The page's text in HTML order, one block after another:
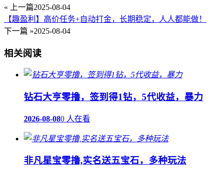
« 上一篇2025-08-04
【趣盈利】高价任务+自动打金，长期稳定，人人都能做！
下一篇 »2025-08-04
相关阅读
钻石大亨零撸，签到得1钻，5代收益，暴力
2026-08-080 人在看
非凡星宝零撸,实名送五宝石，多种玩法